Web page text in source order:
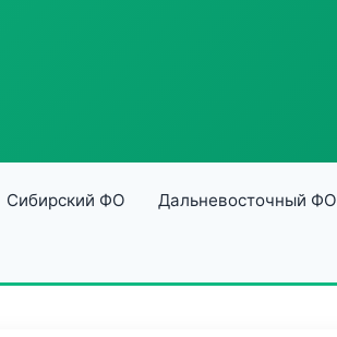
Сибирский ФО Дальневосточный ФО